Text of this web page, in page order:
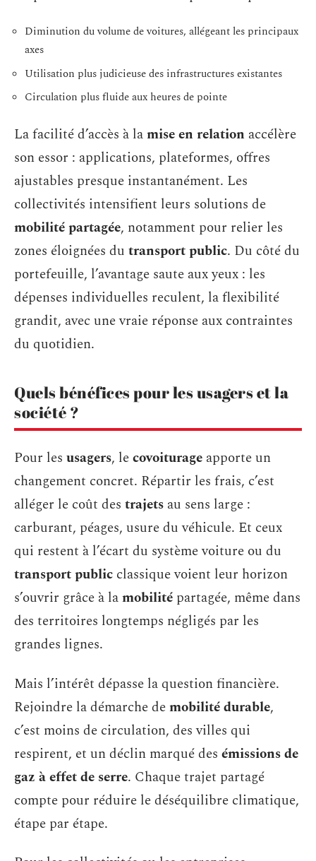
Diminution du volume de voitures, allégeant les principaux
axes
Utilisation plus judicieuse des infrastructures existantes
Circulation plus fluide aux heures de pointe
La facilité d’accès à lamise en relation accélère
son essor : applications, plateformes, offres
ajustables presque instantanément. Les
collectivités intensifient leurs solutions de
mobilité partagée, notamment pour relier les
zones éloignées du transport public. Du côté du
portefeuille, l’avantage saute aux yeux : les
dépenses individuelles reculent, la flexibilité
grandit, avec une vraie réponse aux contraintes
du quotidien.
Quels bénéfices pour les usagers et la
société ?
Pour les usagers, lecovoiturage apporte un
changement concret. Répartir les frais, c’est
alléger le coût des trajets au sens large :
carburant, péages, usure du véhicule. Et ceux
qui restent à l’écart du système voiture ou du
transport public classique voient leur horizon
s’ouvrir grâce à lamobilité partagée, même dans
des territoires longtemps négligés par les
grandes lignes.
Mais l’intérêt dépasse la question financière.
Rejoindre la démarche demobilité durable,
c’est moins de circulation, des villes qui
respirent, et un déclin marqué des émissions de
gaz à effet de serre. Chaque trajet partagé
compte pour réduire le déséquilibre climatique,
étape par étape.